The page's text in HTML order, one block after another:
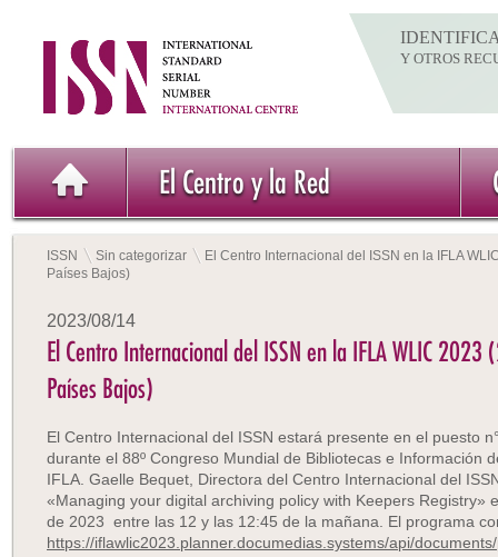
Y OTROS
El Centro y la Red
ISSN Sin categorizar
El Centro Internacional del ISSN en la IFLA
Países Bajos)
2023/08/14
El Centro Internacional del ISSN en la IFLA WLIC
Países Bajos)
El Centro Internacional del ISSN estará presente en el puesto
durante el 88º Congreso Mundial de Bibliotecas e Información
IFLA. Gaelle Bequet, Directora del Centro Internacional del
«Managing your digital archiving policy with Keepers Registry»
de 2023 entre las 12 y las 12:45 de la mañana. El programa
https://iflawlic2023.planner.documedias.systems/api/